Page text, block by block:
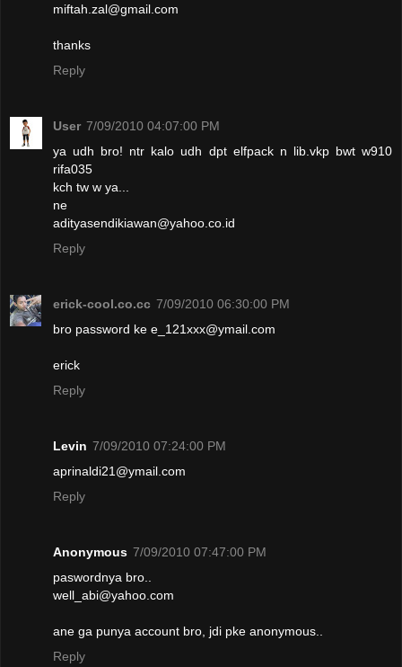
miftah.zal@gmail.com
thanks
Reply
User 7/09/2010 04:07:00 PM
ya udh bro! ntr kalo udh dpt elfpack n lib.vkp bwt w910
rifa035
kch tw w ya...
ne
adityasendikiawan@yahoo.co.id
Reply
erick-cool.co.cc 7/09/2010 06:30:00 PM
bro password ke e_121xxx@ymail.com
erick
Reply
Levin 7/09/2010 07:24:00 PM
aprinaldi21@ymail.com
Reply
Anonymous 7/09/2010 07:47:00 PM
paswordnya bro..
well_abi@yahoo.com
ane ga punya account bro, jdi pke anonymous..
Reply